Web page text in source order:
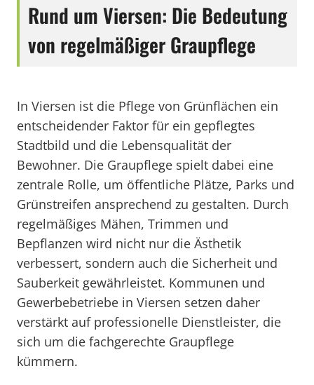
Rund um Viersen: Die Bedeutung
von regelmäßiger Graupflege
In Viersen ist die Pflege von Grünflächen ein
entscheidender Faktor für ein gepflegtes
Stadtbild und die Lebensqualität der
Bewohner. Die Graupflege spielt dabei eine
zentrale Rolle, um öffentliche Plätze, Parks und
Grünstreifen ansprechend zu gestalten. Durch
regelmäßiges Mähen, Trimmen und
Bepflanzen wird nicht nur die Ästhetik
verbessert, sondern auch die Sicherheit und
Sauberkeit gewährleistet. Kommunen und
Gewerbebetriebe in Viersen setzen daher
verstärkt auf professionelle Dienstleister, die
sich um die fachgerechte Graupflege
kümmern.